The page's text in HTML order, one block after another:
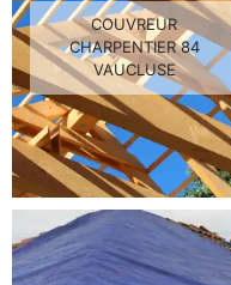
COUVREUR
CHARPENTIER 84
VAUCLUSE